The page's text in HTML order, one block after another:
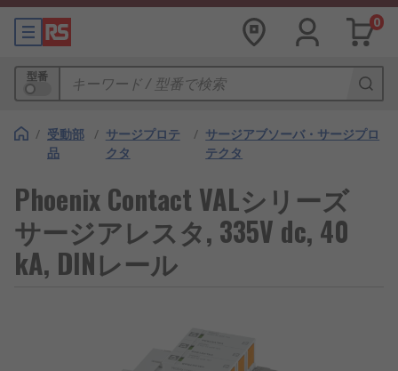
0
型番
/ 受動部
品
/ サージプロテ
クタ
/ サージアブソーバ・サージプロ
テクタ
Phoenix Contact VALシリーズ
サージアレスタ, 335V dc, 40
kA, DINレール